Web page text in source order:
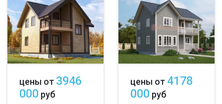
цены от 3946
000 руб
цены от 4178
000 руб